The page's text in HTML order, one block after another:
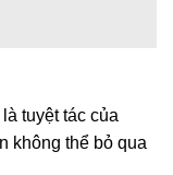
tuyệt tác của
không thể bỏ qua